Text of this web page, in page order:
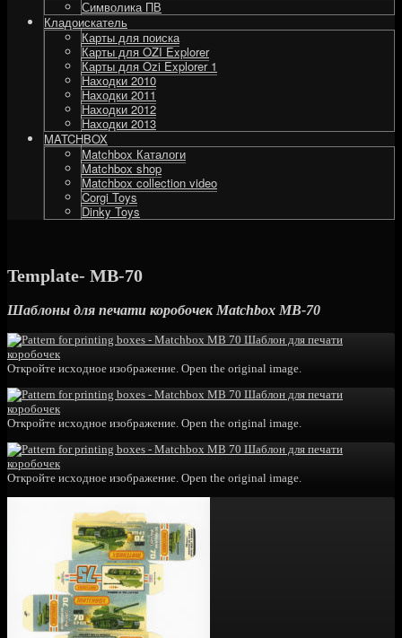
Символика ПВ
Кладоискатель
Карты для поиска
Карты для OZI Explorer
Карты для Ozi Explorer 1
Находки 2010
Находки 2011
Находки 2012
Находки 2013
MATCHBOX
Matchbox Каталоги
Matchbox shop
Matchbox collection video
Corgi Toys
Dinky Toys
Template- MB-70
Шаблоны для печати коробочек Matchbox MB-70
Откройте исходное изображение. Open the original image.
Откройте исходное изображение. Open the original image.
Откройте исходное изображение. Open the original image.